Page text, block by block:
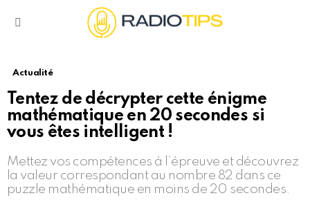
Actualité
Tentez de décrypter cette énigme
mathématique en 20 secondes si
vous êtes intelligent !
Mettez vos compétences à l’épreuve et découvrez
la valeur correspondant au nombre 82 dans ce
puzzle mathématique en moins de 20 secondes.